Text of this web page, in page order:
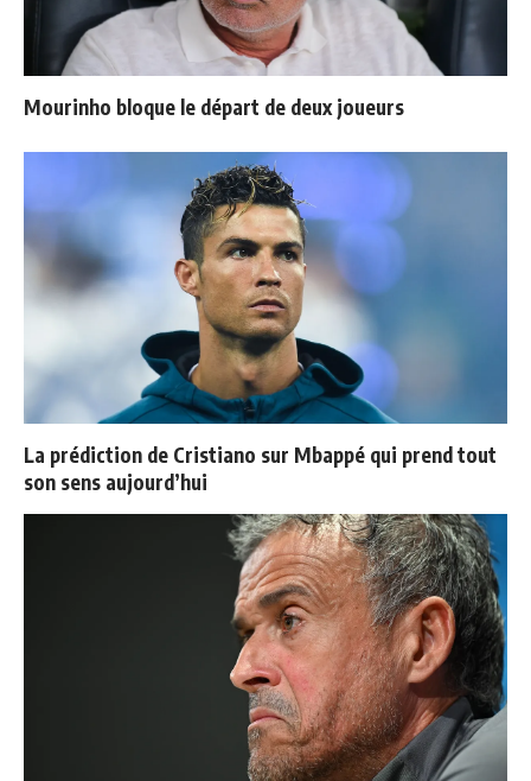
Mourinho bloque le départ de deux joueurs
La prédiction de Cristiano sur Mbappé qui prend tout
son sens aujourd’hui